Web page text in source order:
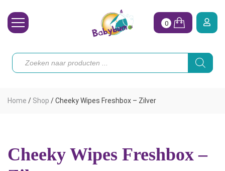
Toebehoren
Onze merken
0
Producten
zoeken
Home / Shop /Cheeky Wipes Freshbox – Zilver
Cheeky Wipes Freshbox –